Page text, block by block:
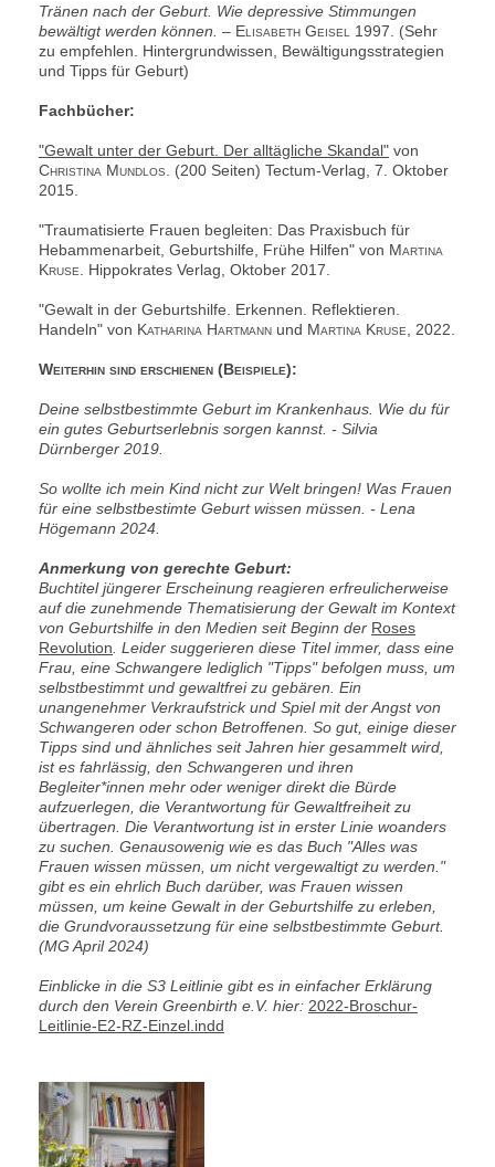
Tränen nach der Geburt. Wie depressive Stimmungen
bewältigt werden können. – Elisabeth Geisel 1997. (Sehr
zu empfehlen. Hintergrundwissen, Bewältigungsstrategien
und Tipps für Geburt)
Fachbücher:
"Gewalt unter der Geburt. Der alltägliche Skandal" von
Christina Mundlos . (200 Seiten) Tectum-Verlag, 7. Oktober
2015.
"Traumatisierte Frauen begleiten: Das Praxisbuch für
Hebammenarbeit, Geburtshilfe, Frühe Hilfen" von Martina
Kruse.
Hippokrates Verlag, Oktober 2017.
"Gewalt in der Geburtshilfe. Erkennen. Reflektieren.
Handeln" von Katharina Hartmann und Martina Kruse, 2022.
Weiterhin sind erschienen (Beispiele):
Deine selbstbestimmte Geburt im Krankenhaus. Wie du für
ein gutes Geburtserlebnis sorgen kannst. - Silvia
Dürnberger 2019.
So wollte ich mein Kind nicht zur Welt bringen! Was Frauen
für eine selbstbestimte Geburt wissen müssen. - Lena
Högemann 2024.
Anmerkung von gerechte Geburt:
Buchtitel jüngerer Erscheinung reagieren erfreulicherweise
auf die zunehmende Thematisierung der Gewalt im Kontext
von Geburtshilfe in den Medien seit Beginn der Roses
Revolution . Leider suggerieren diese Titel immer, dass eine
Frau, eine Schwangere lediglich "Tipps" befolgen muss, um
selbstbestimmt und gewaltfrei zu gebären. Ein
unangenehmer Verkraufstrick und Spiel mit der Angst von
Schwangeren oder schon Betroffenen. So gut, einige dieser
Tipps sind und ähnliches seit Jahren hier gesammelt wird,
ist es fahrlässig, den Schwangeren und ihren
Begleiter*innen mehr oder weniger direkt die Bürde
aufzuerlegen, die Verantwortung für Gewaltfreiheit zu
übertragen. Die Verantwortung ist in erster Linie woanders
zu suchen. Genausowenig wie es das Buch "Alles was
Frauen wissen müssen, um nicht vergewaltigt zu werden."
gibt es ein ehrlich Buch darüber, was Frauen wissen
müssen, um keine Gewalt in der Geburtshilfe zu erleben,
die Grundvoraussetzung für eine selbstbestimmte Geburt.
(MG April 2024)
Einblicke in die S3 Leitlinie gibt es in einfacher Erklärung
durch den Verein Greenbirth e.V. hier: 2022-Broschur-
Leitlinie-E2-RZ-Einzel.indd